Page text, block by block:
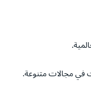
في مجالات متنوعة.